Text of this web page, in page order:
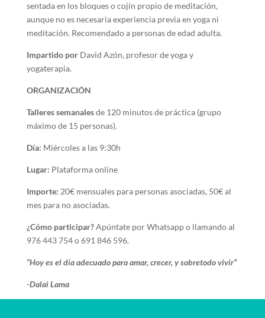
sentada en los bloques o cojín propio de meditación,
aunque no es necesaria experiencia previa en yoga ni
meditación. Recomendado a personas de edad adulta.
Impartido porDavid Azón, profesor de yoga y
yogaterapia.
ORGANIZACIÓN
Talleres semanalesde 120 minutos de práctica (grupo
máximo de 15 personas).
Día: Miércoles a las 9:30h
Lugar: Plataforma online
Importe: 20€ mensuales para personas asociadas, 50€ al
mes para no asociadas.
¿Cómo participar?Apúntate por Whatsapp o llamando al
976 443 754 o 691 846 596.
“Hoy es el día adecuado para amar, crecer, y sobretodo vivir”
-Dalai Lama